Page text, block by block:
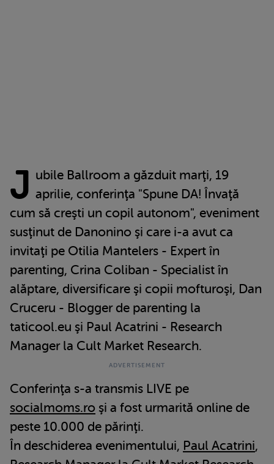
J ubile Ballroom a găzduit marţi, 19
aprilie, conferinţa "Spune DA! Învaţă
cum să creşti un copil autonom", eveniment
susţinut de Danonino şi care i-a avut ca
invitaţi pe Otilia Mantelers - Expert în
parenting, Crina Coliban - Specialist în
alăptare, diversificare şi copii mofturoşi, Dan
Cruceru - Blogger de parenting la
taticool.eu şi Paul Acatrini - Research
Manager la Cult Market Research.
Conferinţa s-a transmis LIVE pe
socialmoms.ro şi a fost urmarită online de
peste 10.000 de părinţi.
În deschiderea evenimentului, Paul Acatrini,